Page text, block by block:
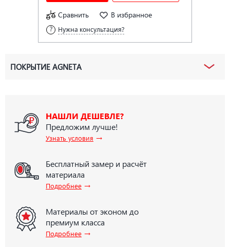
Сравнить В избранное
Нужна консультация?
ПОКРЫТИЕ AGNETA
НАШЛИ ДЕШЕВЛЕ?
Предложим лучше!
Узнать условия →
Бесплатный замер и расчёт
материала
Подробнее →
Материалы от эконом до
премиум класса
Подробнее →